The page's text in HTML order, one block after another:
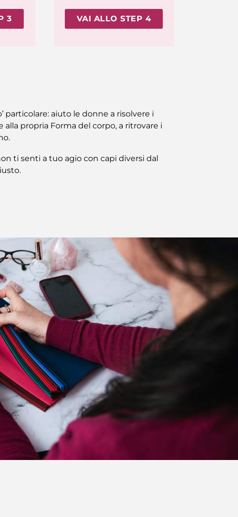
3 VAI ALLO STEP 4
particolare: aiuto le donne a risolvere i
propria Forma del corpo, a ritrovare i
ti senti a tuo agio con capi diversi dal